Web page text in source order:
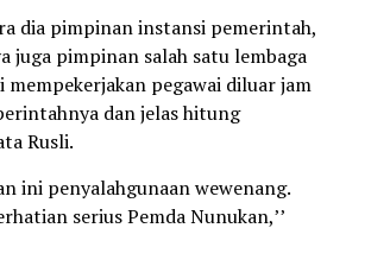
dia pimpinan instansi pemerintah,
juga pimpinan salah satu lembaga
pegawai diluar jam
dan jelas hitung
Rusli.
ini penyalahgunaan wewenang.
serius Pemda Nunukan,’’